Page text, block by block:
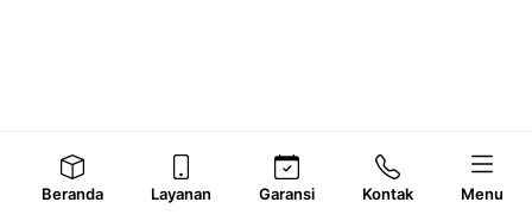
Beranda Layanan Garansi Kontak Menu